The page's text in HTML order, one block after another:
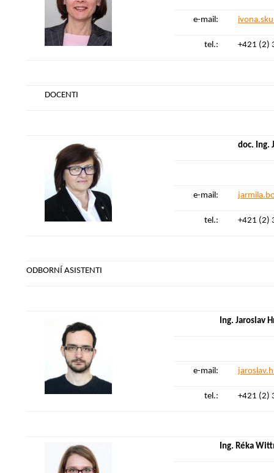
e-mail:
tel.: +421 (2)
DOCENTI
doc. Ing.
e-mail:
tel.: +421 (2)
ODBORNÍ ASISTENTI
Ing. Jaroslav
e-mail:
tel.: +421 (2)
Ing. Réka